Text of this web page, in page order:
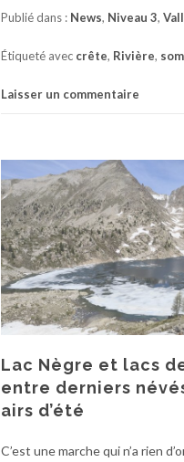
Publié dans : News, Niveau 3,
Étiqueté avec crête, Rivière,
Laisser un commentaire
Lac Nègre et lacs
entre derniers
airs d’été
C’est une marche qui n’a rien